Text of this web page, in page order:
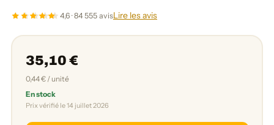
4,6 · 84 555 avisLire les avis
35,10 €
0,44 € / unité
En stock
Prix vérifié le 14 juillet 2026